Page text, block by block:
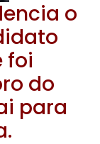
o
foi
do
para